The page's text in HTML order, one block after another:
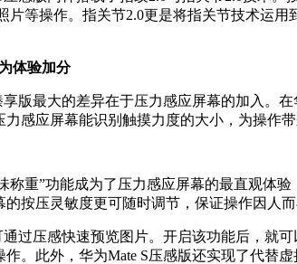
片等操作。指关节2.0更是将指关节技术运
体验加分
享版最大的差异在于压力感应屏幕的加入。
感应屏幕能识别触摸力度的大小，为操作带
称重”功能成为了压力感应屏幕的最直观体
按压灵敏度更可随时调节，保证操作因人而
通过压感快速预览图片。开启该功能后，就
。此外，华为Mate S压感版还实现了代替